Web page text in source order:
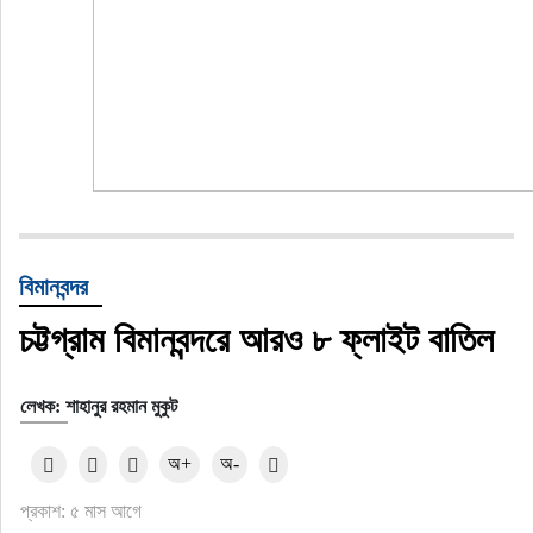
বিমানবন্দর
চট্টগ্রাম বিমানবন্দরে আরও ৮ ফ্লাইট বাতিল
লেখক: শাহানুর রহমান মুকুট
প্রকাশ: ৫ মাস আগে
অ+ অ-